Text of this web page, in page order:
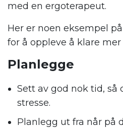
med en ergoterapeut.
Her er noen eksempel på
for å oppleve å klare mer
Planlegge
Sett av god nok tid, så
stresse.
Planlegg ut fra når på